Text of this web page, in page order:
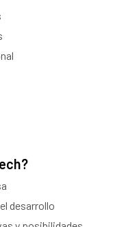
desarrollo